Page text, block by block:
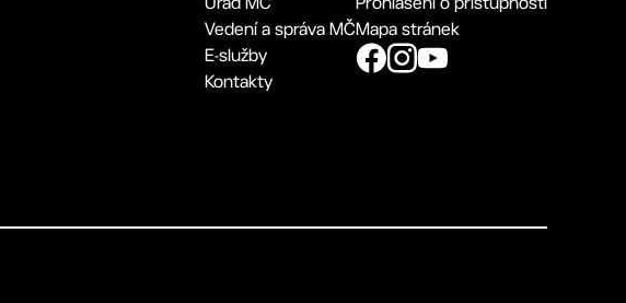
Vedení a správa MČ
E-služby
Kontakty
Mapa stránek